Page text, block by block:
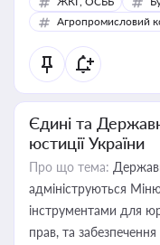
Агропромисловий
Єдині та
юстиції України
Про що тема:
адмініструються
інструментами для
прав, та